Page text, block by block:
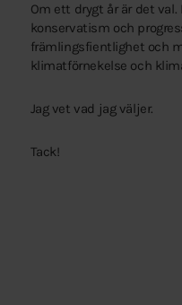
Om ett drygt år är det
konservatism och
främlingsfientlighet och
klimatförnekelse och
Jag vet vad jag väljer.
Tack!